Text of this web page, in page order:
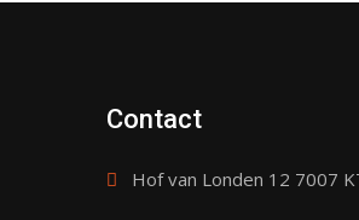
Contact
Hof van Londen 12 7007